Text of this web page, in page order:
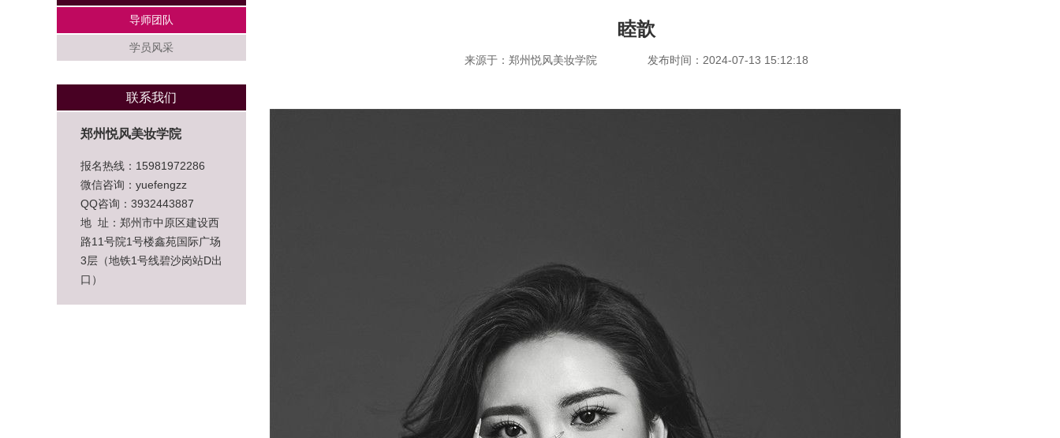
导师团队
学员风采
联系我们
郑州悦风美妆学院
报名热线：15981972286
微信咨询：yuefengzz
QQ咨询：3932443887
地 址：郑州市中原区建设西
路11号院1号楼鑫苑国际广场
3层（地铁1号线碧沙岗站D出
口）
睦歆
来源于：郑州悦风美妆学院 发布时间：2024-07-13 15:12:18